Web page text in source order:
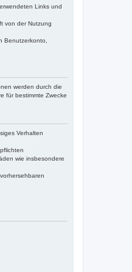
Links und
von der Nutzung
Benutzerkonto,
werden durch die
für bestimmte Zwecke
Verhalten
wie insbesondere